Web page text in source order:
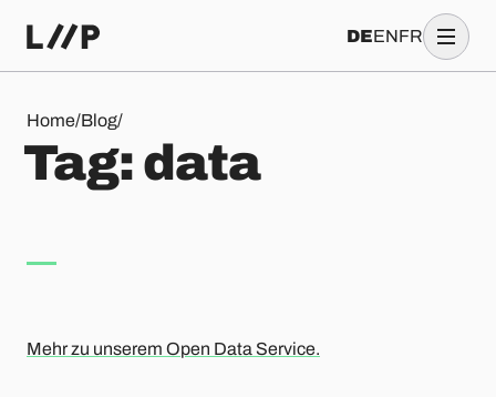
DEENFR
Home/Blog/
Tag: data
Tag: d ata
Mehr zu unserem Open Data Service.